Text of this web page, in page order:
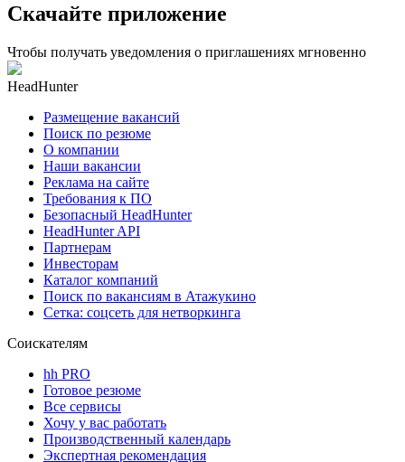
Скачайте приложение
Чтобы получать уведомления о приглашениях мгновенно
HeadHunter
Размещение вакансий
Поиск по резюме
О компании
Наши вакансии
Реклама на сайте
Требования к ПО
Безопасный HeadHunter
HeadHunter API
Партнерам
Инвесторам
Каталог компаний
Поиск по вакансиям в Атажукино
Сетка: соцсеть для нетворкинга
Соискателям
hh PRO
Готовое резюме
Все сервисы
Хочу у вас работать
Производственный календарь
Экспертная рекомендация